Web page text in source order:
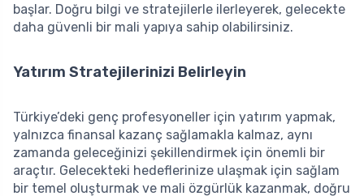
başlar. Doğru bilgi ve stratejilerle ilerleyerek, gelecekte
daha güvenli bir mali yapıya sahip olabilirsiniz.
Yatırım Stratejilerinizi Belirleyin
Türkiye’deki genç profesyoneller için yatırım yapmak,
yalnızca finansal kazanç sağlamakla kalmaz, aynı
zamanda geleceğinizi şekillendirmek için önemli bir
araçtır. Gelecekteki hedeflerinize ulaşmak için sağlam
bir temel oluşturmak ve mali özgürlük kazanmak, doğru